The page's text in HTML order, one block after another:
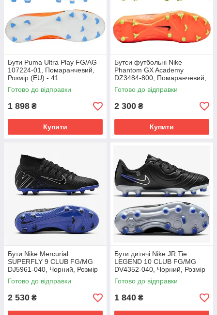
Бути Puma Ultra Play FG/AG
107224-01, Помаранчевий,
Розмір (EU) - 41
Готово до відправки
1 898 ₴
Купити
Бутси футбольні Nike
Phantom GX Academy
DZ3484-800, Помаранчевий,
Розмір (EU) - 39
Готово до відправки
2 300 ₴
Купити
Бути Nike Mercurial
SUPERFLY 9 CLUB FG/MG
DJ5961-040, Чорний, Розмір
(EU) - 42
Готово до відправки
2 530 ₴
Бути дитячі Nike JR Tie
LEGEND 10 CLUB FG/MG
DV4352-040, Чорний, Розмір
(EU) - 38.5
Готово до відправки
1 840 ₴